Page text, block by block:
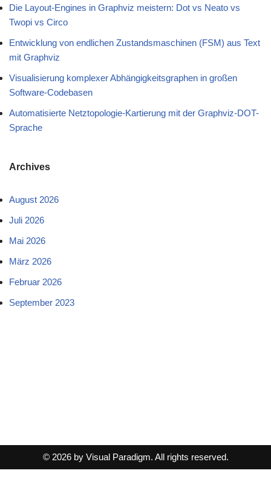
Die Layout-Engines in Graphviz meistern: Dot vs Neato vs
Twopi vs Circo
Entwicklung von endlichen Zustandsmaschinen (FSM) aus Text
mit Graphviz
Visualisierung komplexer Abhängigkeitsgraphen in großen
Software-Codebasen
Automatisierte Netztopologie-Kartierung mit der Graphviz-DOT-
Sprache
Archives
August 2026
Juli 2026
Mai 2026
März 2026
Februar 2026
September 2023
© 2026 by Visual Paradigm. All rights reserved.